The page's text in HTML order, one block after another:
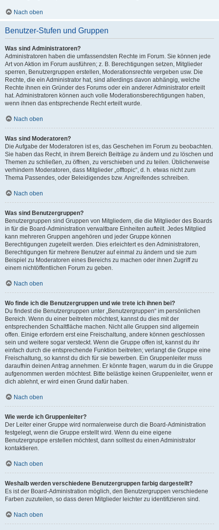
Nach oben
Benutzer-Stufen und Gruppen
Was sind Administratoren?
Administratoren haben die umfassendsten Rechte im Forum. Sie können jede
Art von Aktion im Forum ausführen; z. B. Berechtigungen setzen, Mitglieder
sperren, Benutzergruppen erstellen, Moderationsrechte vergeben usw. Die
Rechte, die ein Administrator hat, sind allerdings davon abhängig, welche
Rechte ihnen ein Gründer des Forums oder ein anderer Administrator erteilt
hat. Administratoren können auch volle Moderationsberechtigungen haben,
wenn ihnen das entsprechende Recht erteilt wurde.
Nach oben
Was sind Moderatoren?
Die Aufgabe der Moderatoren ist es, das Geschehen im Forum zu beobachten.
Sie haben das Recht, in ihrem Bereich Beiträge zu ändern und zu löschen und
Themen zu schließen, zu öffnen, zu verschieben und zu teilen. Üblicherweise
verhindern Moderatoren, dass Mitglieder „offtopic“, d. h. etwas nicht zum
Thema Passendes, oder Beleidigendes bzw. Angreifendes schreiben.
Nach oben
Was sind Benutzergruppen?
Benutzergruppen sind Gruppen von Mitgliedern, die die Mitglieder des Boards
in für die Board-Administration verwaltbare Einheiten aufteilt. Jedes Mitglied
kann mehreren Gruppen angehören und jeder Gruppe können
Berechtigungen zugeteilt werden. Dies erleichtert es den Administratoren,
Berechtigungen für mehrere Benutzer auf einmal zu ändern und sie zum
Beispiel zu Moderatoren eines Bereichs zu machen oder ihnen Zugriff zu
einem nichtöffentlichen Forum zu geben.
Nach oben
Wo finde ich die Benutzergruppen und wie trete ich ihnen bei?
Du findest die Benutzergruppen unter „Benutzergruppen“ im persönlichen
Bereich. Wenn du einer beitreten möchtest, kannst du dies mit der
entsprechenden Schaltfläche machen. Nicht alle Gruppen sind allgemein
offen. Einige erfordern erst eine Freischaltung, andere können geschlossen
sein und weitere sogar versteckt. Wenn die Gruppe offen ist, kannst du ihr
einfach durch die entsprechende Funktion beitreten; verlangt die Gruppe eine
Freischaltung, so kannst du dich für sie bewerben. Ein Gruppenleiter muss
daraufhin deinen Antrag annehmen. Er könnte fragen, warum du in die Gruppe
aufgenommen werden möchtest. Bitte belästige keinen Gruppenleiter, wenn er
dich ablehnt, er wird einen Grund dafür haben.
Nach oben
Wie werde ich Gruppenleiter?
Der Leiter einer Gruppe wird normalerweise durch die Board-Administration
festgelegt, wenn die Gruppe erstellt wird. Wenn du eine eigene
Benutzergruppe erstellen möchtest, dann solltest du einen Administrator
kontaktieren.
Nach oben
Weshalb werden verschiedene Benutzergruppen farbig dargestellt?
Es ist der Board-Administration möglich, den Benutzergruppen verschiedene
Farben zuzuteilen, so dass deren Mitglieder leichter zu identifizieren sind.
Nach oben